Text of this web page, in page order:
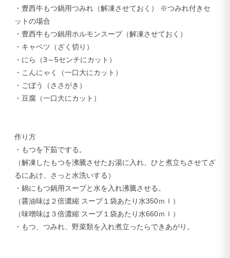
・豊西牛もつ鍋用つみれ（解凍させておく） ※つみれ付きセ
ットの場合
・豊西牛もつ鍋用ホルモンスープ（解凍させておく）
・キャベツ（ざく切り）
・にら（3～5センチにカット）
・こんにゃく（一口大にカット）
・ごぼう（ささがき）
・豆腐（一口大にカット）
作り方
・もつを下茹でする。
（解凍したもつを沸騰させたお湯に入れ、ひと煮立ちさせてざ
るにあけ、さっと水洗いする）
・鍋にもつ鍋用スープと水を入れ沸騰させる。
（醤油味は２倍濃縮 スープ１袋あたり水350ｍｌ）
（味噌味は３倍濃縮 スープ１袋あたり水660ｍｌ）
・もつ、つみれ、野菜類を入れ煮立ったらできあがり。